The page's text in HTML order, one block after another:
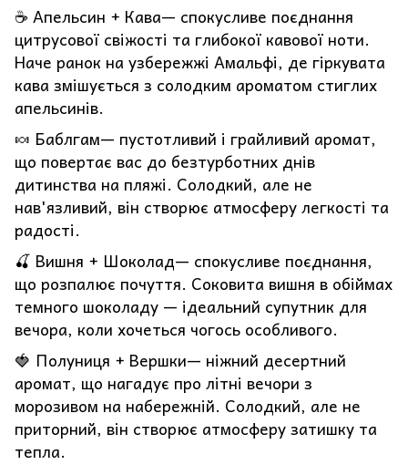
☕ Апельсин + Кава— спокусливе поєднання
цитрусової свіжості та глибокої кавової ноти.
Наче ранок на узбережжі Амальфі, де гіркувата
кава змішується з солодким ароматом стиглих
апельсинів.
🍬 Баблгам— пустотливий і грайливий аромат,
що повертає вас до безтурботних днів
дитинства на пляжі. Солодкий, але не
нав'язливий, він створює атмосферу легкості та
радості.
🍒 Вишня + Шоколад— спокусливе поєднання,
що розпалює почуття. Соковита вишня в обіймах
темного шоколаду — ідеальний супутник для
вечора, коли хочеться чогось особливого.
🍓 Полуниця + Вершки— ніжний десертний
аромат, що нагадує про літні вечори з
морозивом на набережній. Солодкий, але не
приторний, він створює атмосферу затишку та
тепла.